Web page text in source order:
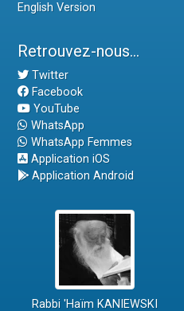
English Version
Retrouvez-nous...
Twitter
Facebook
YouTube
WhatsApp
WhatsApp Femmes
Application iOS
Application Android
Rabbi 'Haïm KANIEWSKI